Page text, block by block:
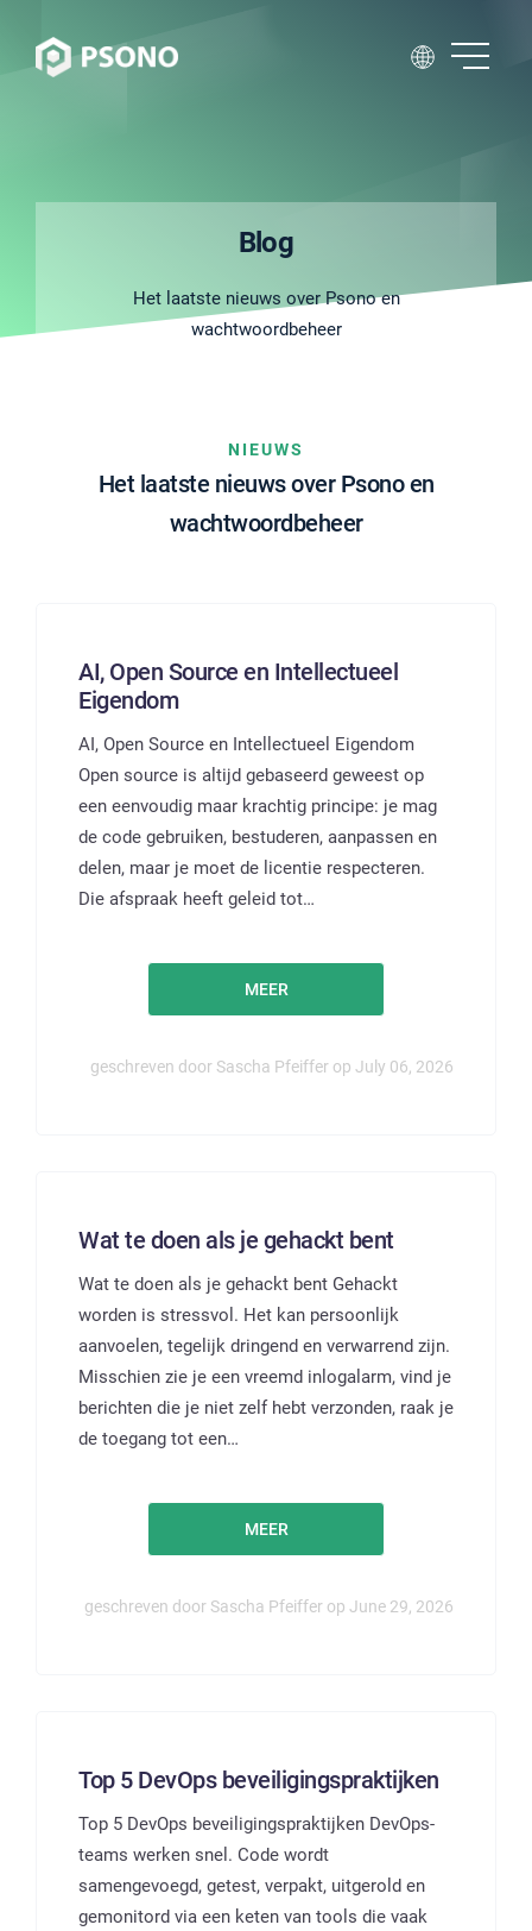
Blog
Het laatste nieuws over Psono en
wachtwoordbeheer
NIEUWS
Het laatste nieuws over Psono en
wachtwoordbeheer
AI, Open Source en Intellectueel
Eigendom
AI, Open Source en Intellectueel Eigendom
Open source is altijd gebaseerd geweest op
een eenvoudig maar krachtig principe: je mag
de code gebruiken, bestuderen, aanpassen en
delen, maar je moet de licentie respecteren.
Die afspraak heeft geleid tot…
MEER
geschreven door Sascha Pfeiffer op July 06, 2026
Wat te doen als je gehackt bent
Wat te doen als je gehackt bent Gehackt
worden is stressvol. Het kan persoonlijk
aanvoelen, tegelijk dringend en verwarrend zijn.
Misschien zie je een vreemd inlogalarm, vind je
berichten die je niet zelf hebt verzonden, raak je
de toegang tot een…
MEER
geschreven door Sascha Pfeiffer op June 29, 2026
Top 5 DevOps beveiligingspraktijken
Top 5 DevOps beveiligingspraktijken DevOps-
teams werken snel. Code wordt
samengevoegd, getest, verpakt, uitgerold en
gemonitord via een keten van tools die vaak